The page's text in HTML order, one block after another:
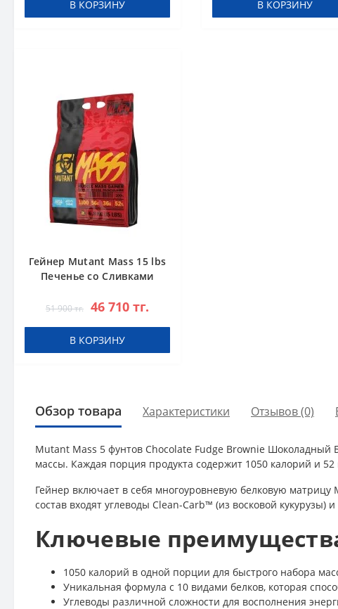
В КОРЗИНУ В КОРЗИНУ
Гейнер Mutant Mass 15 lbs
Печенье со Сливками
51 900 тг. 46 710 тг.
В КОРЗИНУ
Обзор товара Характеристики Отзывов (0)
Mutant Mass 5 фунтов Chocolate Fudge Brownie
массы. Каждая порция продукта содержит 1050 калорий и
Гейнер включает в себя многоуровневую белковую
состав входят углеводы Clean-Carb™ (из восковой
Ключевые
1050 калорий в одной порции для быстрого набора
Уникальная формула с 10 видами белков, которая
Углеводы различной сложности для восполнения